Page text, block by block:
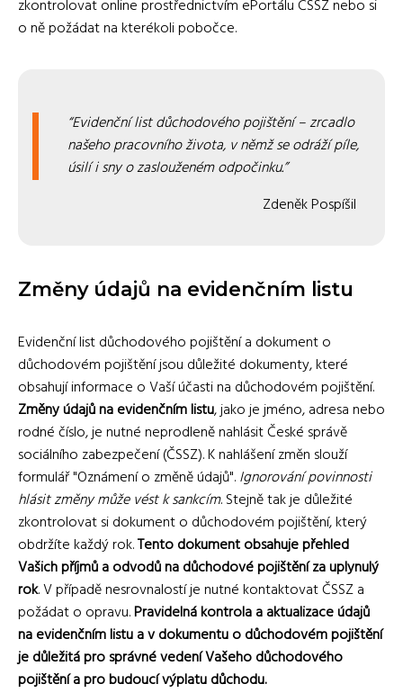
zkontrolovat online prostřednictvím ePortálu ČSSZ nebo si
o ně požádat na kterékoli pobočce.
Evidenční list důchodového pojištění – zrcadlo
našeho pracovního života, v němž se odráží píle,
úsilí i sny o zaslouženém odpočinku.
Zdeněk Pospíšil
Změny údajů na evidenčním listu
Evidenční list důchodového pojištění a dokument o
důchodovém pojištění jsou důležité dokumenty, které
obsahují informace o Vaší účasti na důchodovém pojištění.
Změny údajů na evidenčním listu, jako je jméno, adresa nebo
rodné číslo, je nutné neprodleně nahlásit České správě
sociálního zabezpečení (ČSSZ). K nahlášení změn slouží
formulář "Oznámení o změně údajů".Ignorování povinnosti
hlásit změny může vést k sankcím. Stejně tak je důležité
zkontrolovat si dokument o důchodovém pojištění, který
obdržíte každý rok.Tento dokument obsahuje přehled
Vašich příjmů a odvodů na důchodové pojištění za uplynulý
rok. V případě nesrovnalostí je nutné kontaktovat ČSSZ a
požádat o opravu.Pravidelná kontrola a aktualizace údajů
na evidenčním listu a v dokumentu o důchodovém pojištění
je důležitá pro správné vedení Vašeho důchodového
pojištění a pro budoucí výplatu důchodu.